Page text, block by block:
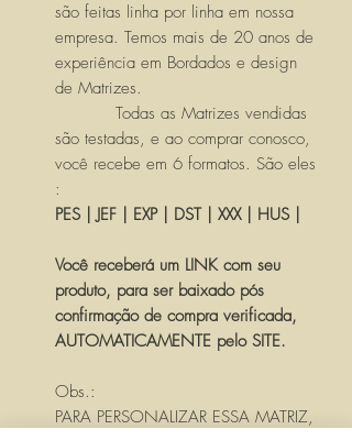
são feitas linha por linha em nossa
empresa. Temos mais de 20 anos de
experiência em Bordados e design
de Matrizes.
Todas as Matrizes vendidas
são testadas, e ao comprar conosco,
você recebe em 6 formatos. São eles
:
PES | JEF | EXP | DST | XXX | HUS |
Você receberá um LINK com seu
produto, para ser baixado pós
confirmação de compra verificada,
AUTOMATICAMENTE pelo SITE.
Obs.:
PARA PERSONALIZAR ESSA MATRIZ,